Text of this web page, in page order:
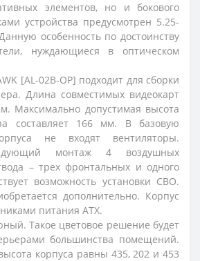
элементов, но и бокового
устройства предусмотрен 5.25-
особенность по достоинству
нуждающиеся в оптическом
[AL-02B-OP] подходит для сборки
Длина совместимых видеокарт
Максимально допустимая высота
составляет 166 мм. В базовую
не входят вентиляторы.
монтаж 4 воздушных
– трех фронтальных и одного
возможность установки СВО.
дополнительно. Корпус
питания ATX.
Такое цветовое решение будет
большинства помещений.
корпуса равны 435, 202 и 453